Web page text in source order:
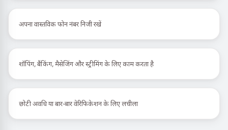
अपना वास्तविक फोन नंबर निजी रखें
शॉपिंग, बैंकिंग, मैसेजिंग और स्ट्रीमिंग के लिए काम करता है
छोटी अवधि या बार-बार वेरिफिकेशन के लिए लचीला